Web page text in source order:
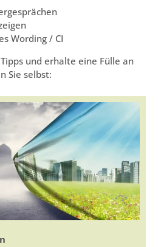
Wording / CI
und erhalte eine Fülle an
Sie selbst: